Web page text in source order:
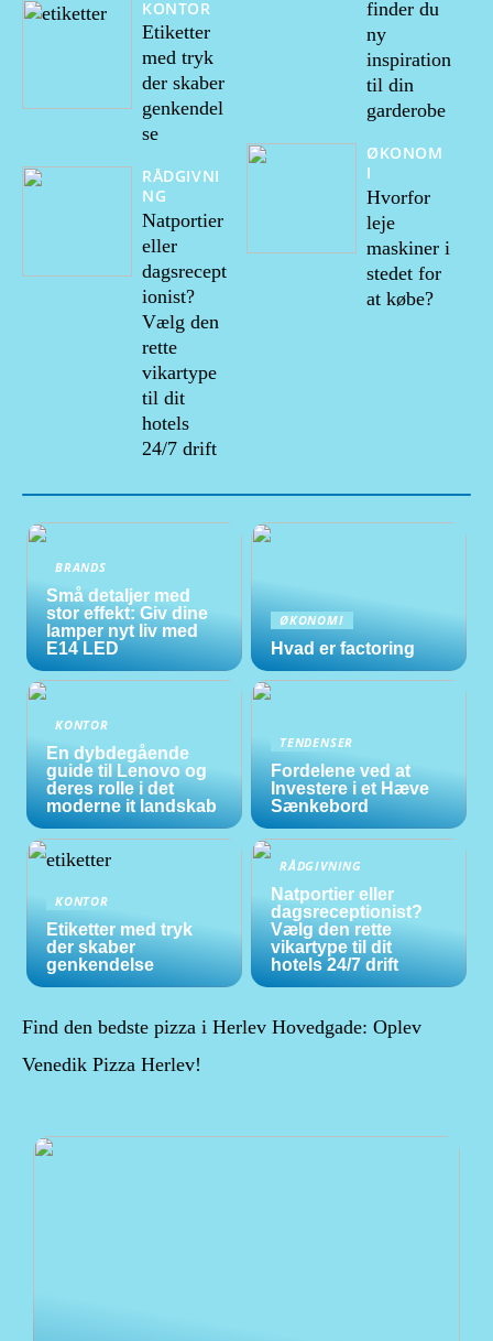
KONTOR
Etiketter
med tryk
der skaber
genkendel
se
RÅDGIVNI
NG
Natportier
eller
dagsrecept
ionist?
Vælg den
rette
vikartype
til dit
hotels
24/7 drift
finder du
ny
inspiration
til din
garderobe
ØKONOM
I
Hvorfor
leje
maskiner i
stedet for
at købe?
BRANDS
Små detaljer med
stor effekt: Giv dine
lamper nyt liv med
E14 LED
ØKONOMI
Hvad er factoring
KONTOR
En dybdegående
guide til Lenovo og
deres rolle i det
moderne it landskab
TENDENSER
Fordelene ved at
Investere i et Hæve
Sænkebord
KONTOR
Etiketter med tryk
der skaber
genkendelse
RÅDGIVNING
Natportier eller
dagsreceptionist?
Vælg den rette
vikartype til dit
hotels 24/7 drift
Find den bedste pizza i Herlev Hovedgade: Oplev
Venedik Pizza Herlev!